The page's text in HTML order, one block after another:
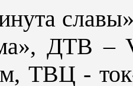
ДТВ –
ТВЦ -